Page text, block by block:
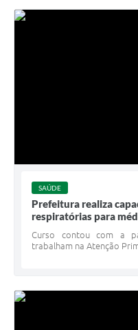
SAÚDE
Prefeitura realiza
respiratórias para
Curso contou com a
trabalham na Atenção